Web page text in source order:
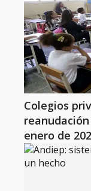
Colegios
enero de